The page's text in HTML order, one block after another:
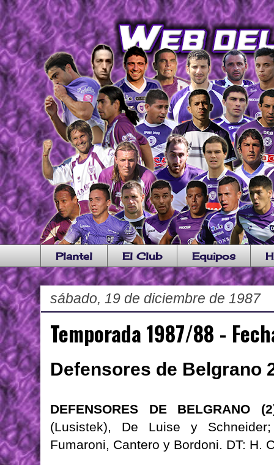
Plantel El Club Equipos
sábado, 19 de diciembre de 1987
Temporada 1987/88 -
Defensores de Belgrano
DEFENSORES DE BELGRANO
(Lusistek), De Luise y
Fumaroni, Cantero y Bordoni. DT: H.